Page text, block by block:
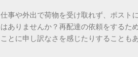
「Unicode（ユニコード）」や「JISコー
所」のような番号が割り振られています
び出すことができるのです。 2.
仕事や外出で荷物を受け取れず、ポスト
はありませんか？再配達の依頼をするた
ことに申し訳なさを感じたりすることも